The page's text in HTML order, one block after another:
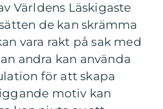
Världens Läskigaste
de kan skrämma
vara rakt på sak med
andra kan använda
för att skapa
motiv kan